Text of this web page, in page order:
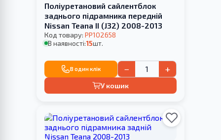
Поліуретановий cайлентблок
заднього підрамника передній
Nissan Teana II (J32) 2008-2013
Код товару: PP102658
В наявності:15шт.
В один клік − +
У кошик